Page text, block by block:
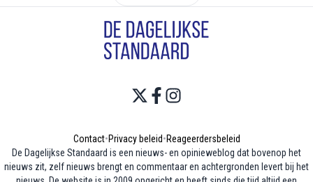
Contact•Privacy beleid•Reageerdersbeleid
De Dagelijkse Standaard is een nieuws- en opinieweblog dat bovenop het
nieuws zit, zelf nieuws brengt en commentaar en achtergronden levert bij het